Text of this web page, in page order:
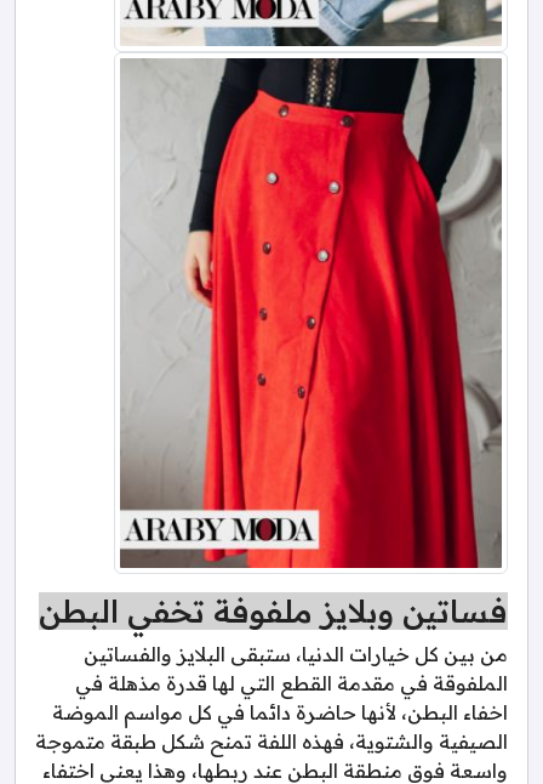
فساتين وبلايز ملفوفة تخفي البطن
من بين كل خيارات الدنيا، ستبقى البلايز والفساتين
الملفوقة في مقدمة القطع التي لها قدرة مذهلة في
اخفاء البطن، لأنها حاضرة دائما في كل مواسم الموضة
الصيفية والشتوية، فهذه اللفة تمنح شكل طبقة متموجة
واسعة فوق منطقة البطن عند ربطها، وهذا يعني اختفاء